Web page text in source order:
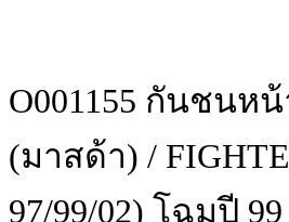
O001155 กันชนห
(มาสด้า) /
97/99/02) โฉมปี 99